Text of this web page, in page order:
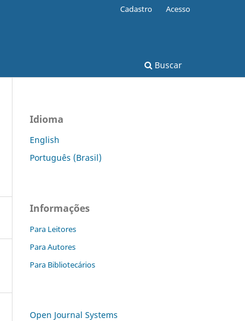
Buscar
Cadastro Acesso
Idioma
English
Português (Brasil)
Informações
Para Leitores
Para Autores
Para Bibliotecários
Open Journal Systems